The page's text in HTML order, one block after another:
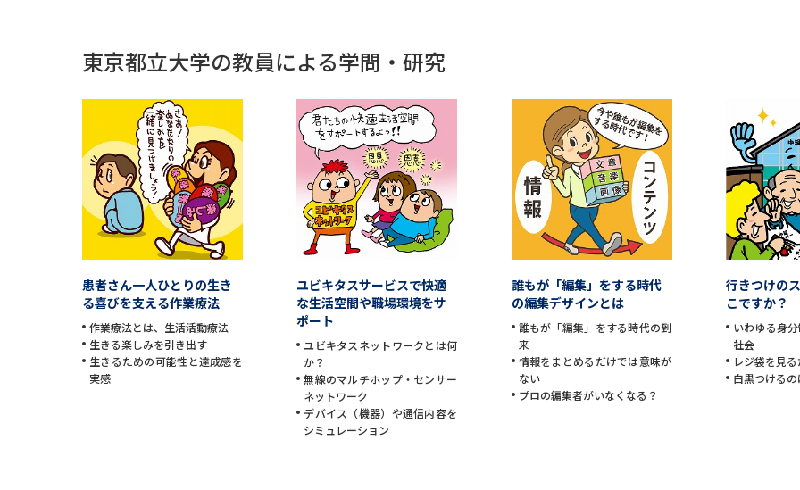
東京都立大学の教員による学問・研究
患者さん一人ひとりの生き
る喜びを支える作業療法
作業療法とは、生活活動療法
生きる楽しみを引き出す
生きるための可能性と達成感を
実感
ユビキタスサービスで快適
な生活空間や職場環境をサ
ポート
ユビキタスネットワークとは何
か？
無線のマルチホップ・センサー
ネットワーク
デバイス（機器）や通信内容を
シミュレーション
誰もが「編集」をする時代
の編集デザインとは
誰もが「編集」をする時代の到
来
情報をまとめるだけでは意味が
ない
プロの編集者がいなくなる？
行きつけの
こですか？
いわゆる身
社会
レジ袋を見
白黒つける